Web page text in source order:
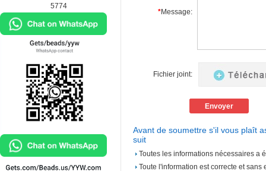
5774
*Message:
Fichier joint:
Avant de soumettre s'il vous plaît
suit
Toutes les informations nécessaires a
Toute l'information est correcte et sans